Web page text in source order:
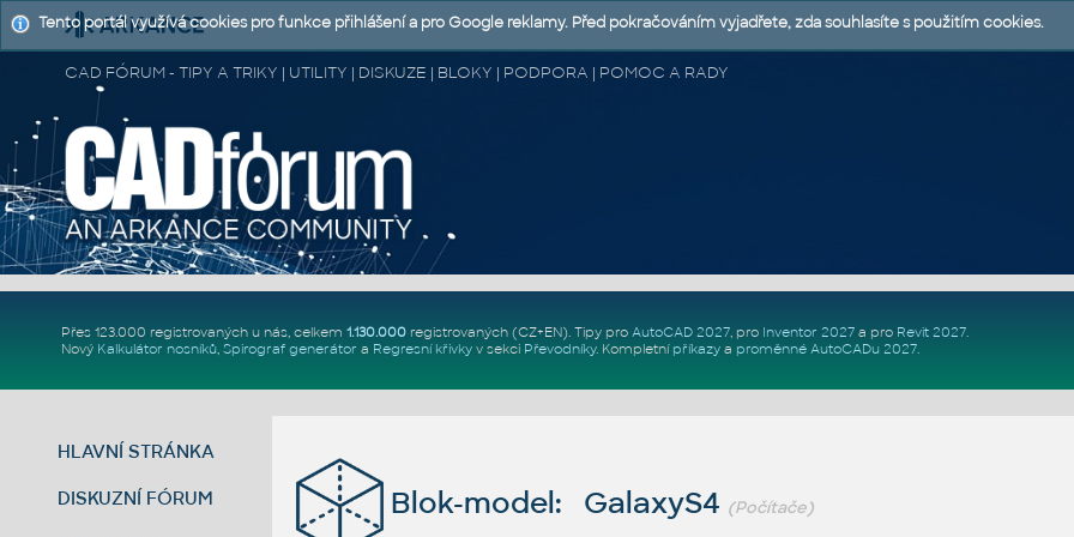
CAD FÓRUM - TIPY A TRIKY | UTILITY | DISKUZE | BLOKY | PODPORA | POMOC A RADY
Přes 123.000 registrovaných u nás, celkem 1.130.000registrovaných (CZ+EN). Tipy pro AutoCAD 2027, pro Inventor 2027a pro Revit 2027.
Nový Kalkulátor nosníků, Spirograf generátor a Regresní křivkyv sekci Převodníky. Kompletní příkazya proměnné AutoCADu 2027.
HLAVNÍ STRÁNKA
DISKUZNÍ FÓRUM Blok-model: GalaxyS4 (Počítače)
Tento portál využívá cookies pro funkce přihlášení a pro Google reklamy. Před pokračováním vyjadřete, zda souhlasíte s použitím cookies.